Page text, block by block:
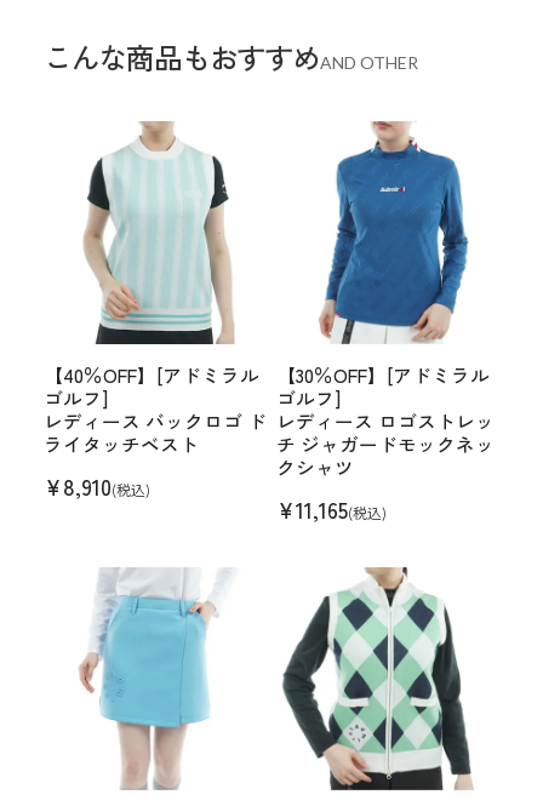
こんな商品もおすすめAND OTHER
【40％OFF】[アドミラル
ゴルフ]
レディース バックロゴ ド
ライタッチベスト
¥8,910(税込)
【30％OFF】[アドミラル
ゴルフ]
レディース ロゴストレッ
チ ジャガードモックネッ
クシャツ
¥11,165(税込)